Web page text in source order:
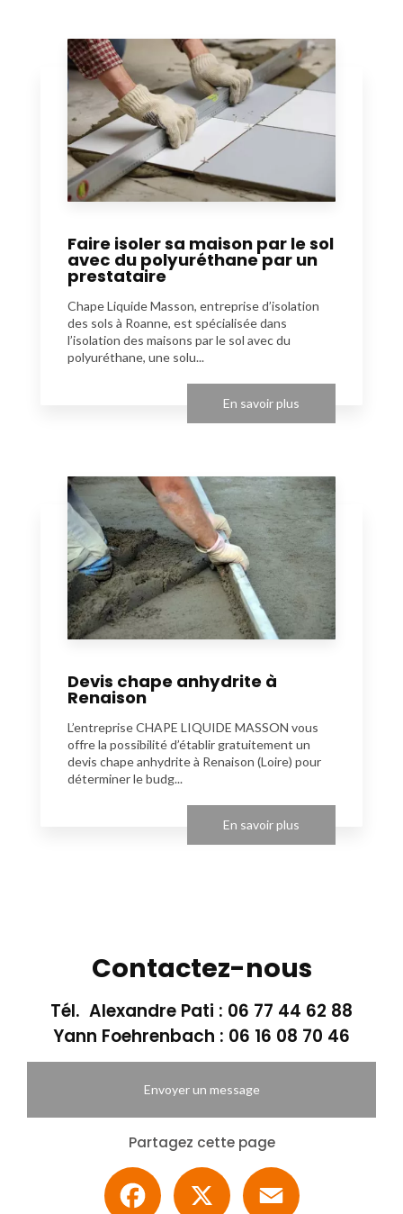
Faire isoler sa maison par le sol
avec du polyuréthane par un
prestataire
Chape Liquide Masson, entreprise d’isolation
des sols à Roanne, est spécialisée dans
l’isolation des maisons par le sol avec du
polyuréthane, une solu...
En savoir plus
Devis chape anhydrite à
Renaison
L’entreprise CHAPE LIQUIDE MASSON vous
offre la possibilité d’établir gratuitement un
devis chape anhydrite à Renaison (Loire) pour
déterminer le budg...
En savoir plus
Contactez-nous
Tél. Alexandre Pati : 06 77 44 62 88
Yann Foehrenbach : 06 16 08 70 46
Envoyer un message
Partagez cette page
Facebook